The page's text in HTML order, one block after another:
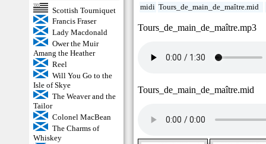
Scottish Tourniquet
Francis Fraser
Lady Macdonald
Ower the Muir
Amang the Heather
Reel
Will You Go to the
Isle of Skye
The Weaver and the
Tailor
Colonel MacBean
The Charms of
Whiskey
midi Tours_de_main_de_maître.mid
Tours_de_main_de_maître.mp3
Tours_de_main_de_maître.mid